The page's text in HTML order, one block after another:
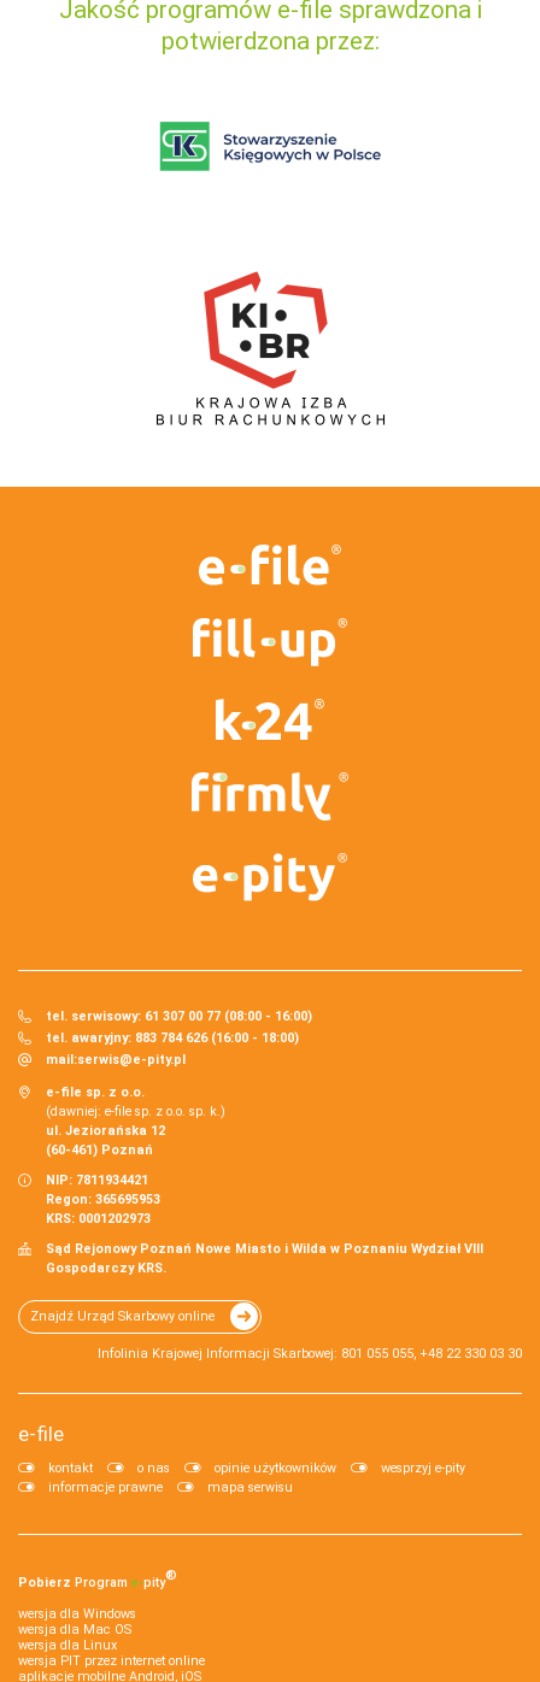
Jakość programów e-file sprawdzona i
potwierdzona przez:
tel. serwisowy: 61 307 00 77 (08:00 - 16:00)
tel. awaryjny: 883 784 626 (16:00 - 18:00)
mail:serwis@e-pity.pl
e-file sp. z o.o.
(dawniej: e-file sp. z o.o. sp. k.)
ul. Jeziorańska 12
(60-461) Poznań
NIP: 7811934421
Regon: 365695953
KRS: 0001202973
Sąd Rejonowy Poznań Nowe Miasto i Wilda w Poznaniu Wydział VIII
Gospodarczy KRS.
Znajdź Urząd Skarbowy online
Infolinia Krajowej Informacji Skarbowej: 801 055 055, +48 22 330 03 30
e-file
kontakt o nas opinie użytkowników
wesprzyj e-pity
informacje prawne
mapa serwisu
Pobierz Program e‑pity®
wersja dla Windows
wersja dla Mac OS
wersja dla Linux
wersja PIT przez internet online
aplikacje mobilne Android, iOS